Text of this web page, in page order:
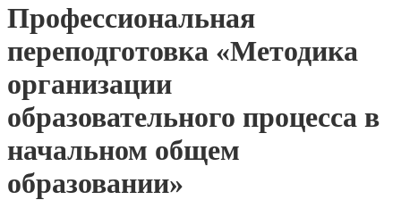
Профессиональная
переподготовка «Методика
организации
образовательного процесса в
начальном общем
образовании»